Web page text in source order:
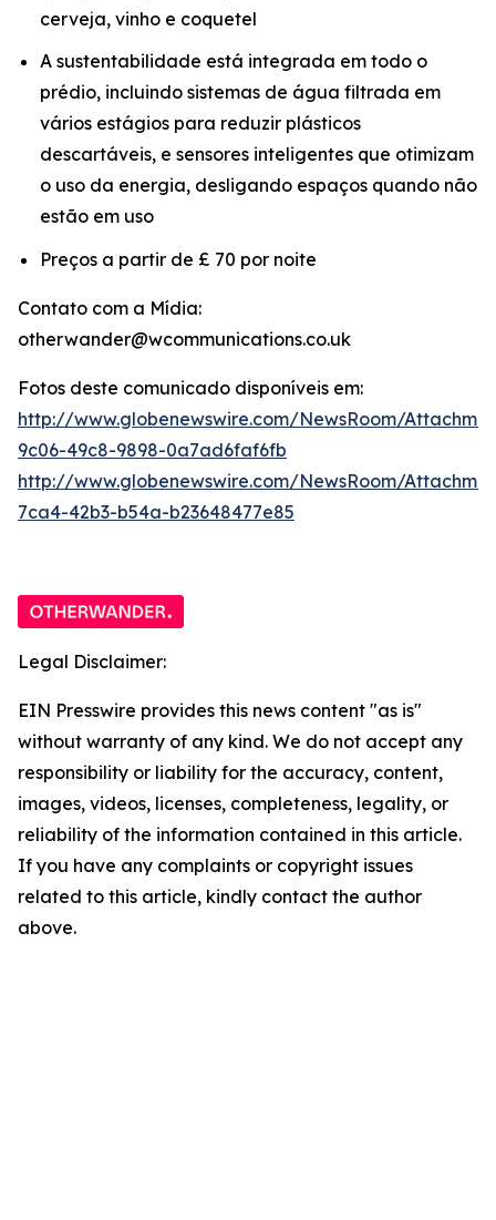
cerveja, vinho e coquetel
A sustentabilidade está integrada em todo o
prédio, incluindo sistemas de água filtrada em
vários estágios para reduzir plásticos
descartáveis, e sensores inteligentes que otimizam
o uso da energia, desligando espaços quando não
estão em uso
Preços a partir de £ 70 por noite
Contato com a Mídia:
otherwander@wcommunications.co.uk
Fotos deste comunicado disponíveis em:
http://www.globenewswire.com/NewsRoom/
9c06-49c8-9898-0a7ad6faf6fb
http://www.globenewswire.com/NewsRoom/
7ca4-42b3-b54a-b23648477e85
Legal Disclaimer:
EIN Presswire provides this news content "as is"
without warranty of any kind. We do not accept any
responsibility or liability for the accuracy, content,
images, videos, licenses, completeness, legality, or
reliability of the information contained in this article.
If you have any complaints or copyright issues
related to this article, kindly contact the author
above.